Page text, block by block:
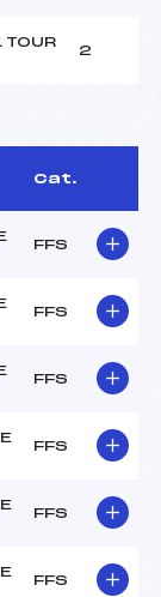
TOUR
2
Cat.
FFS
FFS
FFS
FFS
FFS
FFS